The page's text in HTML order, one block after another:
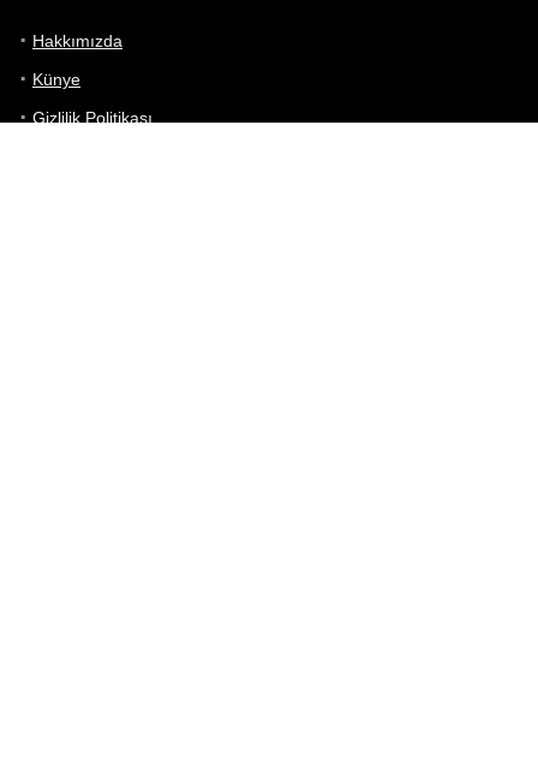
Hakkımızda
Künye
Gizlilik Politikası